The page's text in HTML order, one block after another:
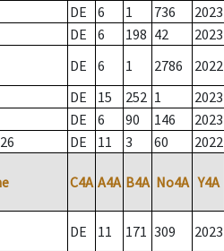
DE 6 1 736 2023
DE 6 198 42 2023
DE 6 1 2786 2022
DE 15 252 1 2023
DE 6 90 146 2023
DE 11 3 60 2022
C4A A4A B4A No4A Y4A
DE 11 171 309 2023